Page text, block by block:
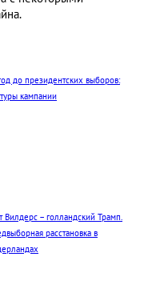
до президентских выборов:
кампании
Вилдерс – голландский Трамп.
расстановка в